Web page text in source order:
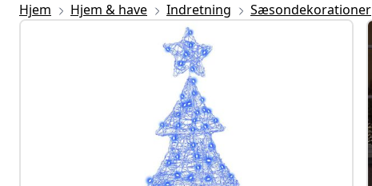
Hjem Hjem & have Indretning Sæsondekorationer